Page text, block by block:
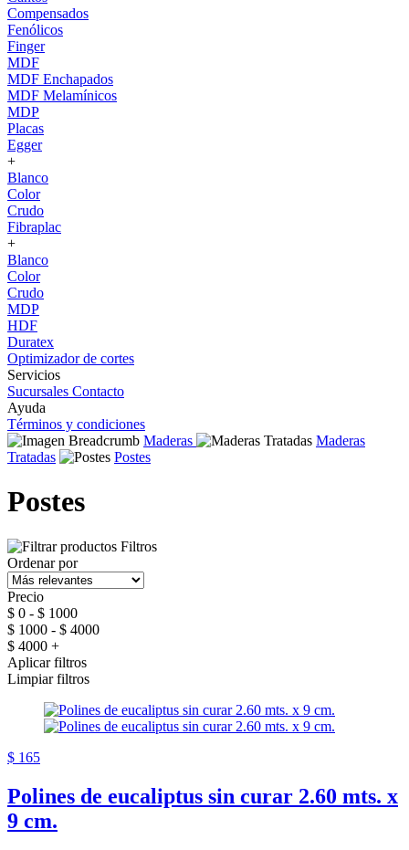
Compensados
Fenólicos
Finger
MDF
MDF Enchapados
MDF Melamínicos
MDP
Placas
Egger
+
Blanco
Color
Crudo
Fibraplac
+
Blanco
Color
Crudo
MDP
HDF
Duratex
Optimizador de cortes
Servicios
Sucursales Contacto
Ayuda
Términos y condiciones
Maderas
Maderas
Tratadas
Postes
Postes
Filtros
Ordenar por
Precio
$ 0 - $ 1000
$ 1000 - $ 4000
$ 4000 +
Aplicar filtros
Limpiar filtros
$ 165
Polines de eucaliptus sin curar 2.60 mts. x
9 cm.